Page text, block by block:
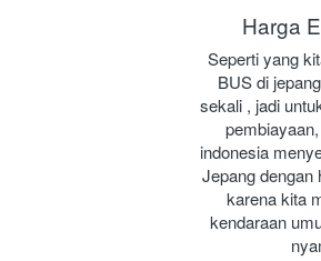
Harga
Seperti yang
BUS di
sekali , jadi
indonesia
Jepang dengan
karena kita
kendaraan